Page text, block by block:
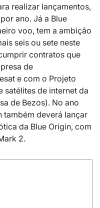
realizar lançamentos,
ano. Já a Blue
voo, tem a ambição
seis ou sete neste
contratos que
de
e com o Projeto
satélites de internet da
de Bezos). No ano
também deverá lançar
da Blue Origin, com
2.